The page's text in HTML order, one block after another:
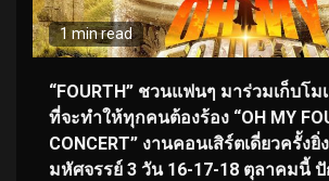
1 min read
“FOURTH” ชวนแฟนๆ มาร่วมเก็บโ
ที่จะทำให้ทุกคนต้องร้อง “OH MY
CONCERT” งานคอนเสิร์ตเดี่ยวครั้ง
มหัศจรรย์ 3 วัน 16-17-18 ตุลาคมนี้